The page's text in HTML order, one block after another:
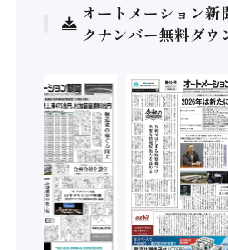
オートメーション新
クナンバー無料ダウ